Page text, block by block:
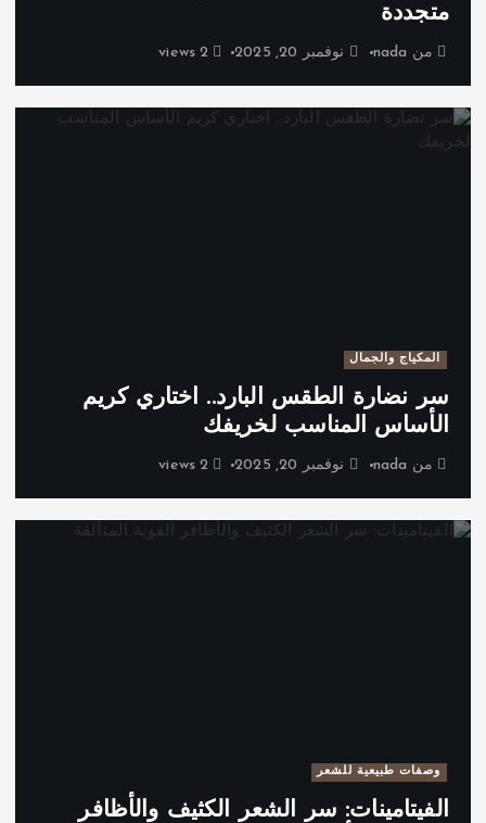
متجددة
من nada نوفمبر 20, 2025 2 views
المكياج والجمال
سر نضارة الطقس البارد.. اختاري كريم
الأساس المناسب لخريفك
من nada نوفمبر 20, 2025 2 views
وصفات طبيعية للشعر
الفيتامينات: سر الشعر الكثيف والأظافر